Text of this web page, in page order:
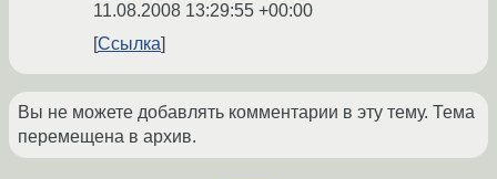
11.08.2008 13:29:55 +00:00
Ссылка
Вы не можете добавлять комментарии в эту тему. Тема
перемещена в архив.